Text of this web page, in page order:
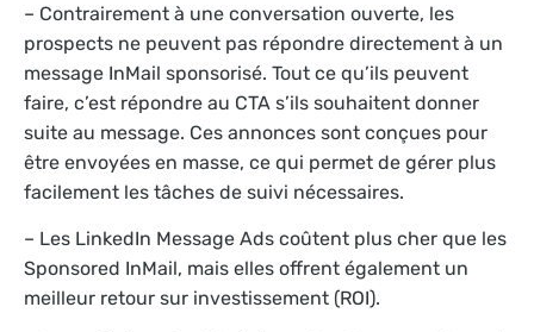
– Contrairement à une conversation ouverte, les
prospects ne peuvent pas répondre directement à un
message InMail sponsorisé. Tout ce qu’ils peuvent
faire, c’est répondre au CTA s’ils souhaitent donner
suite au message. Ces annonces sont conçues pour
être envoyées en masse, ce qui permet de gérer plus
facilement les tâches de suivi nécessaires.
– Les LinkedIn Message Ads coûtent plus cher que les
Sponsored InMail, mais elles offrent également un
meilleur retour sur investissement (ROI).